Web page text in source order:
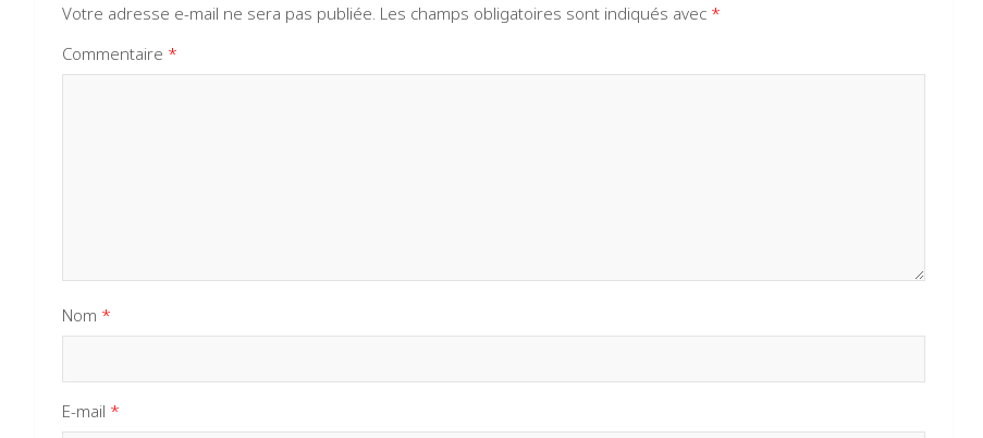
Votre adresse e-mail ne sera pas publiée. Les champs obligatoires sont indiqués avec *
Commentaire *
Nom *
E-mail *